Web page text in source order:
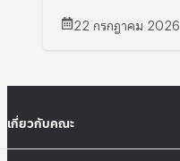
22 กรกฎาคม 2026
เกี่ยวกับคณะ